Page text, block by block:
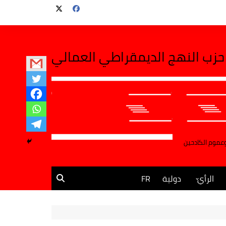
حزب النهج الديمقراطي العمالي
الكادحين
الرأي دولية FR